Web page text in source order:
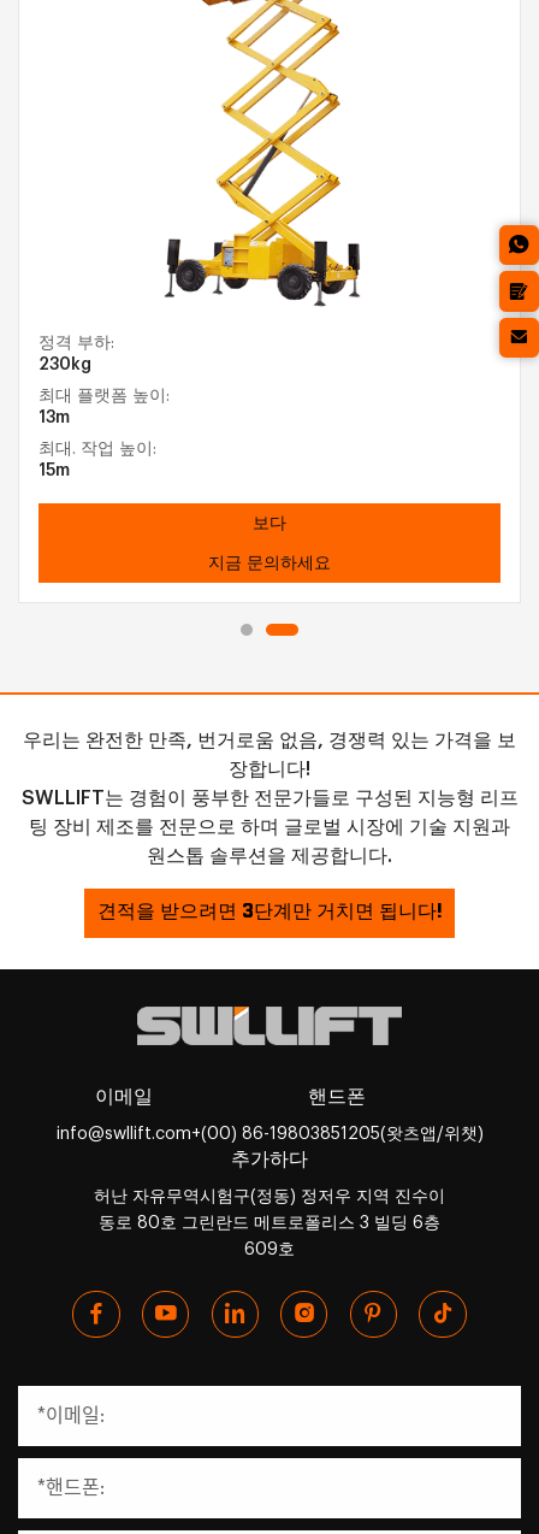
정격 부하:
230kg
최대 플랫폼 높이:
13m
최대. 작업 높이:
15m
보다
지금 문의하세요
우리는 완전한 만족, 번거로움 없음, 경쟁력 있는 가격을 보
장합니다!
SWLLIFT는 경험이 풍부한 전문가들로 구성된 지능형 리프
팅 장비 제조를 전문으로 하며 글로벌 시장에 기술 지원과
원스톱 솔루션을 제공합니다.
견적을 받으려면 3단계만 거치면 됩니다!
이메일
info@swllift.com
핸드폰
+(00) 86-19803851205(왓츠앱/위챗)
추가하다
허난 자유무역시험구(정동) 정저우 지역 진수이
동로 80호 그린란드 메트로폴리스 3 빌딩 6층
609호